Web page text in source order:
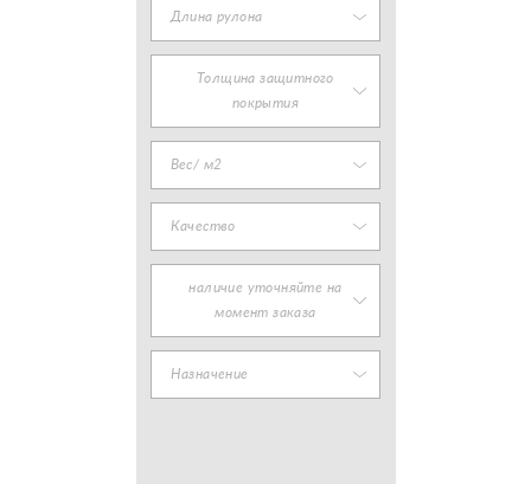
Длина рулона
Толщина защитного
покрытия
Вес/ м2
Качество
наличие уточняйте на
момент заказа
Назначение